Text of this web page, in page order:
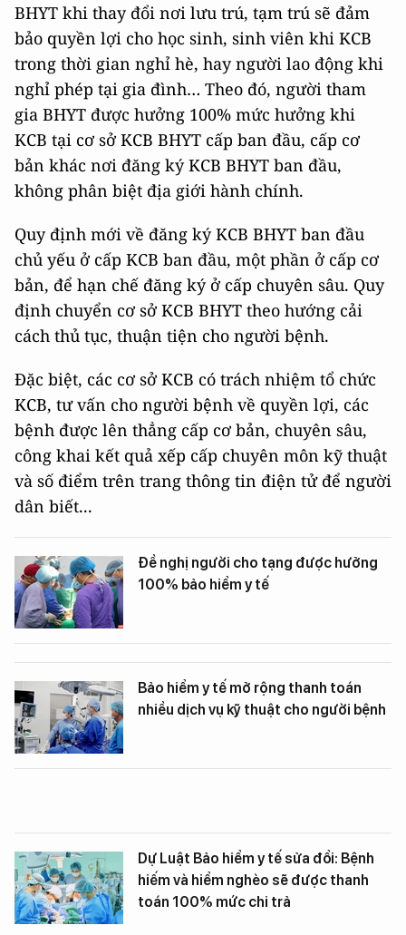
BHYT khi thay đổi nơi lưu trú, tạm trú sẽ đảm
bảo quyền lợi cho học sinh, sinh viên khi KCB
trong thời gian nghỉ hè, hay người lao động khi
nghỉ phép tại gia đình… Theo đó, người tham
gia BHYT được hưởng 100% mức hưởng khi
KCB tại cơ sở KCB BHYT cấp ban đầu, cấp cơ
bản khác nơi đăng ký KCB BHYT ban đầu,
không phân biệt địa giới hành chính.
Quy định mới về đăng ký KCB BHYT ban đầu
chủ yếu ở cấp KCB ban đầu, một phần ở cấp cơ
bản, để hạn chế đăng ký ở cấp chuyên sâu. Quy
định chuyển cơ sở KCB BHYT theo hướng cải
cách thủ tục, thuận tiện cho người bệnh.
Đặc biệt, các cơ sở KCB có trách nhiệm tổ chức
KCB, tư vấn cho người bệnh về quyền lợi, các
bệnh được lên thẳng cấp cơ bản, chuyên sâu,
công khai kết quả xếp cấp chuyên môn kỹ thuật
và số điểm trên trang thông tin điện tử để người
dân biết...
Đề nghị người cho tạng được hưởng
100% bảo hiểm y tế
Bảo hiểm y tế mở rộng thanh toán
nhiều dịch vụ kỹ thuật cho người bệnh
Dự Luật Bảo hiểm y tế sửa đổi: Bệnh
hiếm và hiểm nghèo sẽ được thanh
toán 100% mức chi trả